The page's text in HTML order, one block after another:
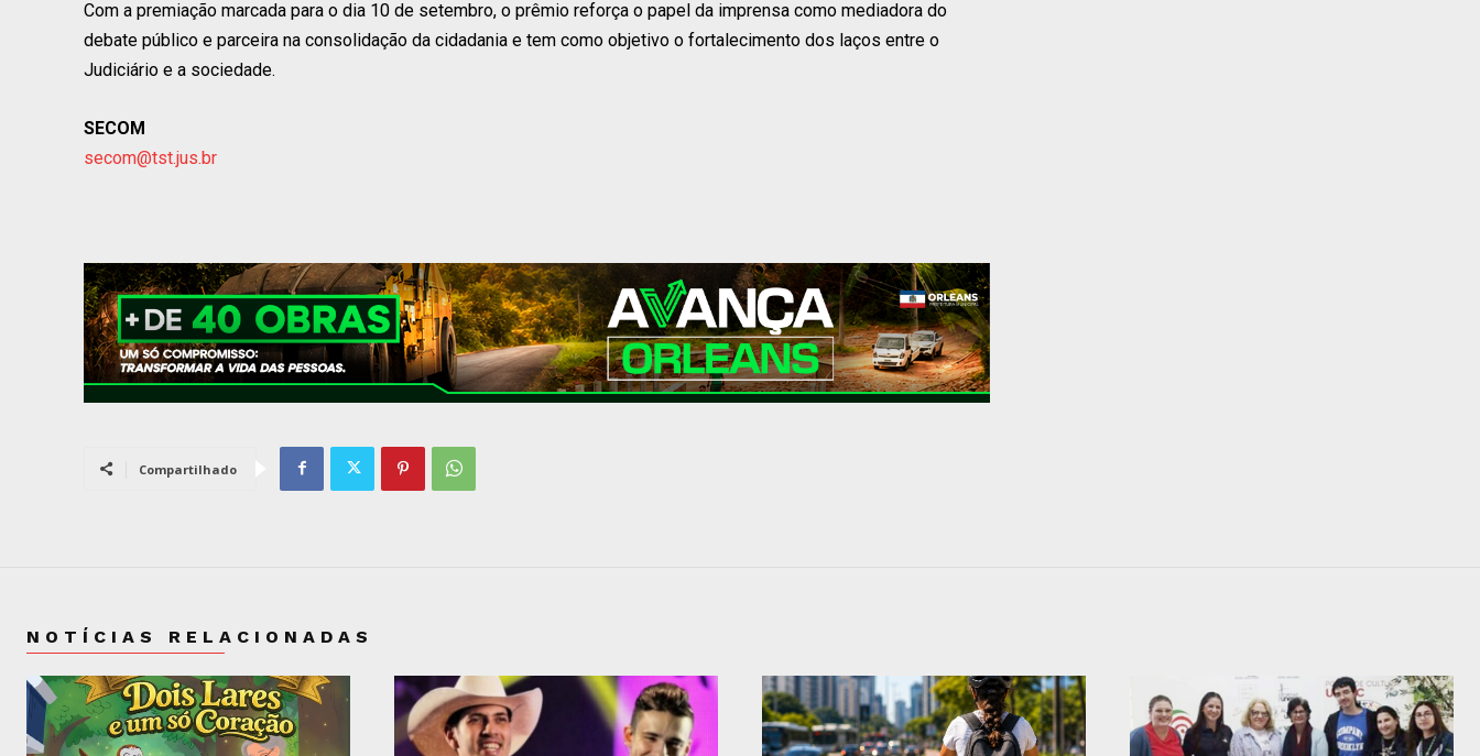
Com a premiação marcada para o dia 10 de setembro, o prêmio reforça o papel da imprensa como mediadora do
debate público e parceira na consolidação da cidadania e tem como objetivo o fortalecimento dos laços entre o
Judiciário e a sociedade.
SECOM
secom@tst.jus.br
Compartilhado
NOTÍCIAS RELACIONADAS